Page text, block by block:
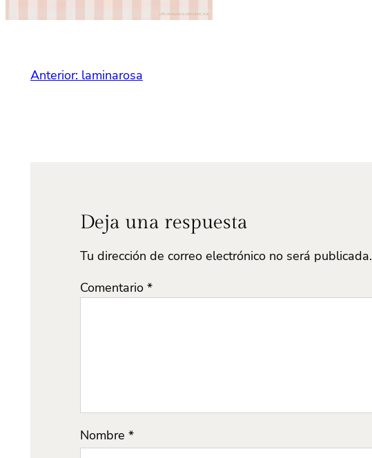
Anterior: laminarosa
Deja una respuesta
Tu dirección de correo electrónico no será publicada.
Comentario *
Nombre *